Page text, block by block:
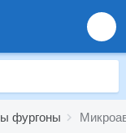
фургоны